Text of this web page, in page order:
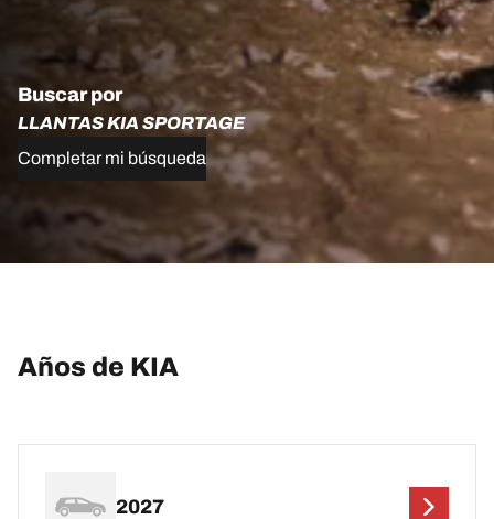
Buscar por
LLANTAS KIA SPORTAGE
Completar mi búsqueda
Años de KIA
2027